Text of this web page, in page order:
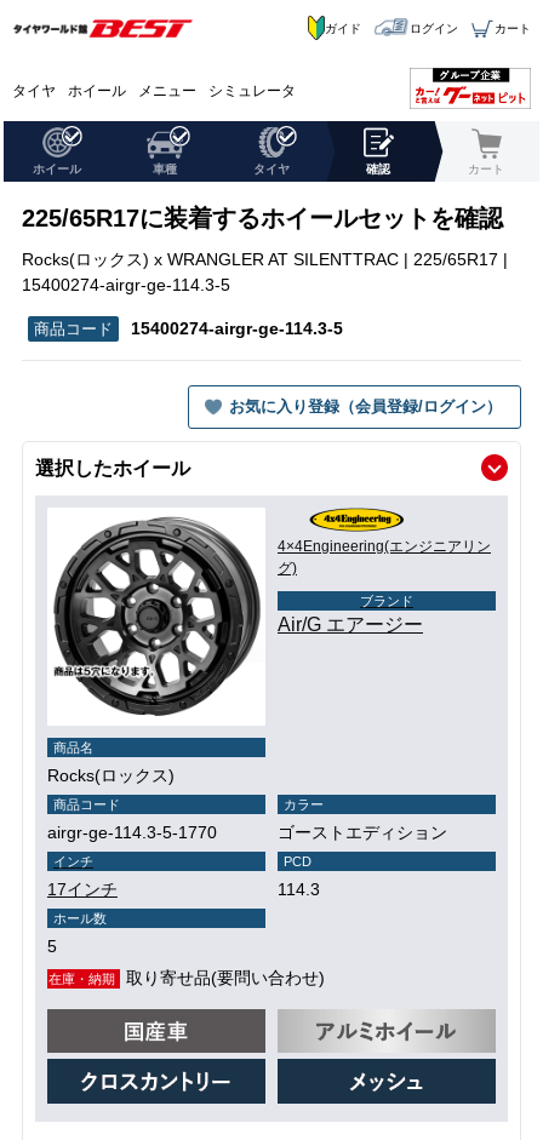
タイヤ ホイール メニュー シミュレータ
ガイド ログイン カート
ホイール 車種 タイヤ 確認 カート
225/65R17に装着するホイールセットを確認
Rocks(ロックス) x WRANGLER AT SILENTTRAC | 225/65R17 |
15400274-airgr-ge-114.3-5
15400274-airgr-ge-114.3-5
お気に入り登録（会員登録/ログイン）
選択したホイール
4×4Engineering(エンジニアリン
グ)
ブランド
Air/G エアージー
商品名
Rocks(ロックス)
商品コード
airgr-ge-114.3-5-1770
カラー
ゴーストエディション
インチ
17インチ
PCD
114.3
ホール数
5
在庫・納期 取り寄せ品(要問い合わせ)